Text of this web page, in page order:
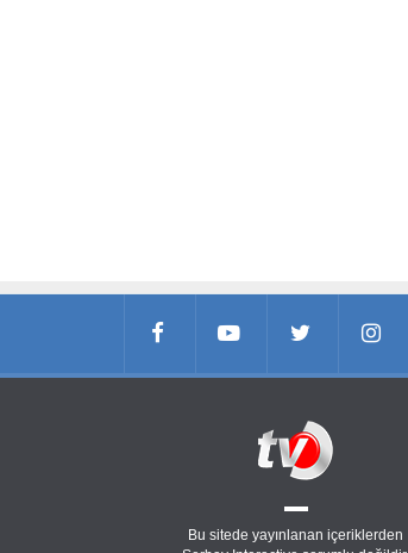
Bu sitede yayınlanan içeriklerden